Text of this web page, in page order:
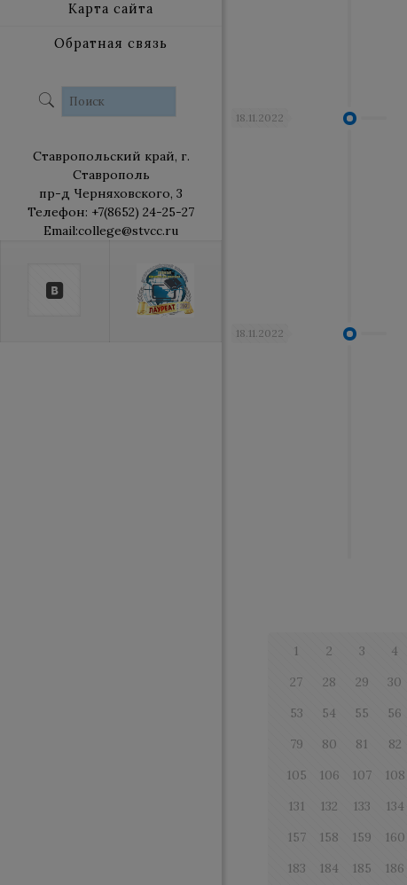
Карта сайта
Обратная связь
Ставропольский край, г.
Ставрополь
пр-д Черняховского, 3
Телефон: +7(8652) 24-25-27
Email:college@stvcc.ru
18.11.2022
18.11.2022
1 2 3 4
27
28 29 30
53
54 55 56
79
80 81 82
105
106 107 108
131
132 133 134
157
158 159 160
183
184 185 186